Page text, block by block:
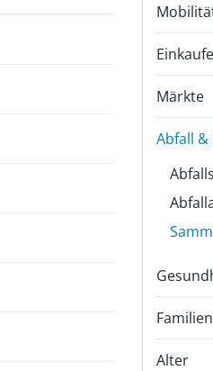
Märkte
Abfall
a
u
s
g
e
Familien
Alter